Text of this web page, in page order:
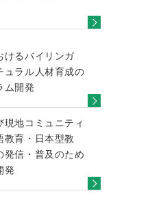
けるバイリンガ
ュラル人材育成の
ム開発
地コミュニティ
教育・日本型教
発信・普及のため
発